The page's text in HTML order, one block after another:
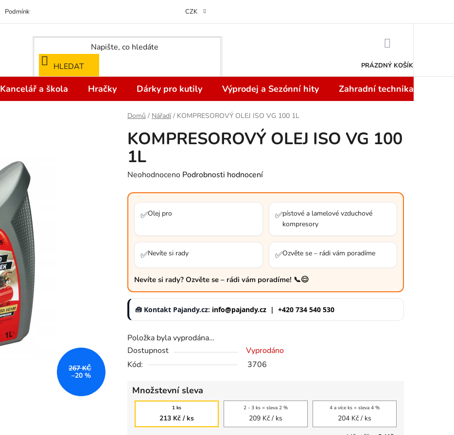
Podmínky ochrany osobních údajů Odstoupení od kupní smlouvy do 14 dní
CZK
HLEDAT PRÁZDNÝ KOŠÍK
Kancelář a škola Hračky Dárky pro kutily Výprodej a Sezónní hity Zahradní technika
Domů / Nářadí / KOMPRESOROVÝ OLEJ ISO VG 100 1L
KOMPRESOROVÝ OLEJ ISO VG 100
1L
Průměrné
produktu
hvězdiček.
Neohodnoceno Podrobnosti hodnocení
✅Olej pro ✅pístové a lamelové vzduchové
kompresory
✅Nevíte si rady ✅Ozvěte se – rádi vám poradíme
Nevíte si rady? Ozvěte se – rádi vám poradíme! 📞😊
🧰 Kontakt Pajandy.cz: info@pajandy.cz | +420 734 540 530
Položka byla vyprodána…
Dostupnost
Vyprodáno
Kód:
3706
Množstevní sleva
1 ks
213 Kč/ ks
2 - 3 ks = sleva 2 %
209 Kč/ ks
4 a více ks = sleva 4 %
204 Kč/ ks
267 KČ
–20 %